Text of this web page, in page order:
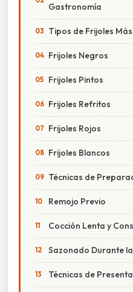
Gastronomía
Tipos de Frijoles
Frijoles Negros
Frijoles Pintos
Frijoles Refritos
Frijoles Rojos
Frijoles Blancos
Técnicas de
Remojo Previo
Cocción Lenta y
Sazonado Durante
Técnicas de